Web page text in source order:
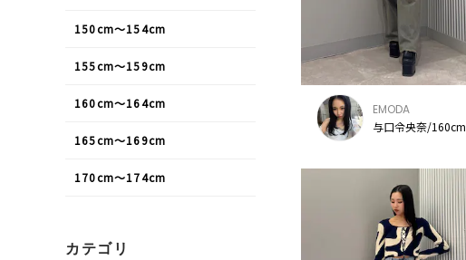
EMODA
与口令央奈/160cm
150cm〜154cm
155cm〜159cm
160cm〜164cm
165cm〜169cm
170cm〜174cm
カテゴリ